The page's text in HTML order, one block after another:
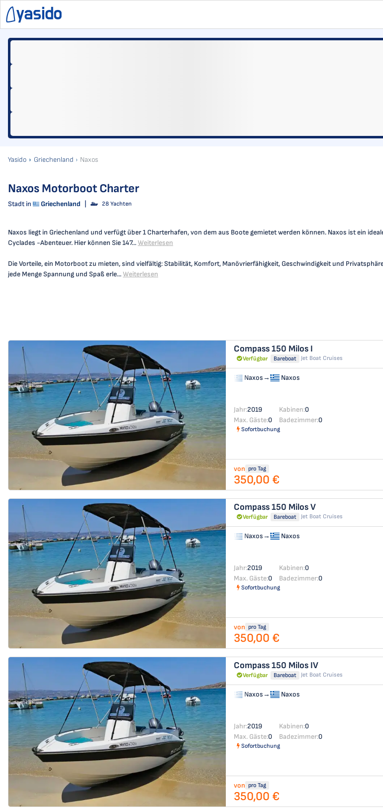
Yasido Griechenland Naxos
Naxos Motorboot Charter
Stadt in Griechenland 28 Yachten
Naxos liegt in Griechenland und verfügt über 1 Charterhafen, von dem aus Boote gemietet werden können. Naxos ist ein
Cyclades -Abenteuer. Hier können Sie 147...Weiterlesen
Die Vorteile, ein Motorboot zu mieten, sind vielfältig: Stabilität, Komfort, Manövrierfähigkeit, Geschwindigkeit und
jede Menge Spannung und Spaß erle...Weiterlesen
Compass 150 Milos I
Verfügbar Bareboat Jet Boat Cruises
Naxos→ Naxos
Jahr:2019 Kabinen:0
Max. Gäste:0 Badezimmer:0
Sofortbuchung
von pro Tag
350,00 €
Compass 150 Milos V
Verfügbar Bareboat Jet Boat Cruises
Naxos→ Naxos
Jahr:2019 Kabinen:0
Max. Gäste:0 Badezimmer:0
Sofortbuchung
von pro Tag
350,00 €
Compass 150 Milos IV
Verfügbar Bareboat Jet Boat Cruises
Naxos→ Naxos
Jahr:2019 Kabinen:0
Max. Gäste:0 Badezimmer:0
Sofortbuchung
von pro Tag
350,00 €